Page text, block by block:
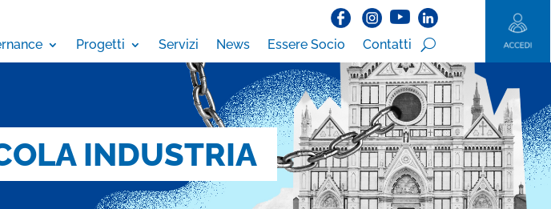
Progetti Servizi News Essere Socio Contatti
INDUSTRIA